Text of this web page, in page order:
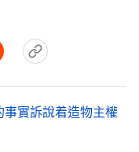
實訴說着造物主權